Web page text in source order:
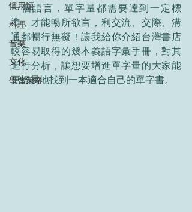
慣用語
料理
音樂
文化
學習策略
一個語言，單字量都需要達到一定標
準，才能暢所欲言，利交流、交際、溝
通都暢行無礙！讓我給你介紹台灣書店
較容易取得的幾本義語字彙手冊，對其
進行分析，讓想要增進單字量的大家能
更輕易地找到一本適合自己的單字書。